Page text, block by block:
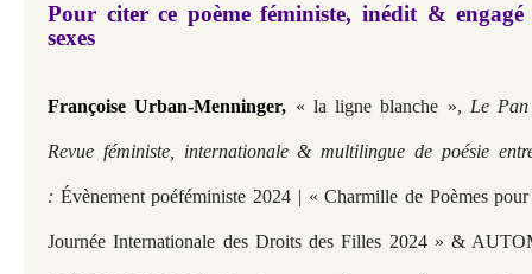
Pour citer ce poème féministe, inédit &
sexes
Françoise Urban-Menninger, « la ligne blanche », Le
Revue féministe, internationale & multilingue de poésie
: Évènement poéféministe 2024 | « Charmille de Poèmes
Journée Internationale des Droits des Filles 2024 » &